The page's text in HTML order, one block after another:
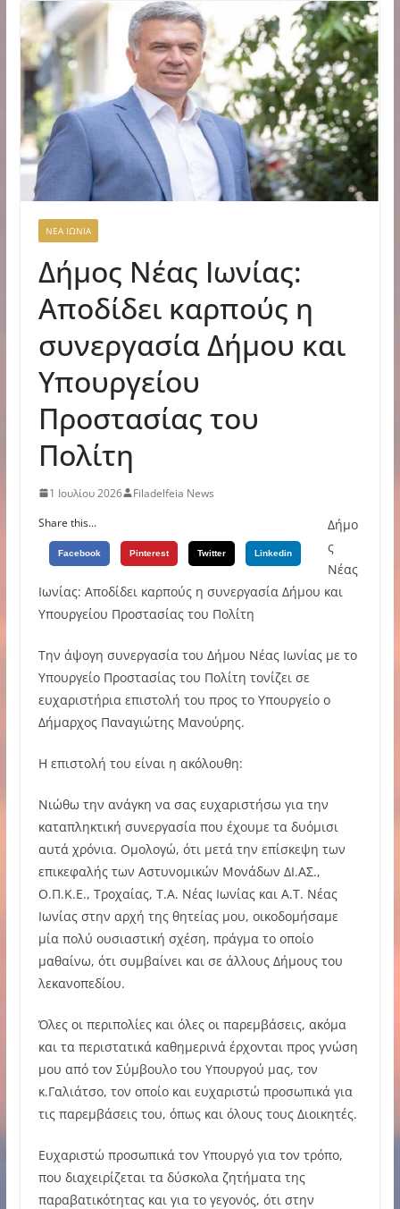
ΝΕΑ ΙΩΝΙΑ
Δήμος Νέας Ιωνίας:
Αποδίδει καρπούς η
συνεργασία Δήμου και
Υπουργείου
Προστασίας του
Πολίτη
1 Ιουλίου 2026
Filadelfeia News
Share this...
Facebook Pinterest Twitter Linkedin
Δήμο
ς
Νέας
Ιωνίας: Αποδίδει καρπούς η συνεργασία Δήμου και
Υπουργείου Προστασίας του Πολίτη
Την άψογη συνεργασία του Δήμου Νέας Ιωνίας με το
Υπουργείο Προστασίας του Πολίτη τονίζει σε
ευχαριστήρια επιστολή του προς το Υπουργείο ο
Δήμαρχος Παναγιώτης Μανούρης.
Η επιστολή του είναι η ακόλουθη:
Νιώθω την ανάγκη να σας ευχαριστήσω για την
καταπληκτική συνεργασία που έχουμε τα δυόμισι
αυτά χρόνια. Ομολογώ, ότι μετά την επίσκεψη των
επικεφαλής των Αστυνομικών Μονάδων ΔΙ.ΑΣ.,
Ο.Π.Κ.Ε., Τροχαίας, Τ.Α. Νέας Ιωνίας και Α.Τ. Νέας
Ιωνίας στην αρχή της θητείας μου, οικοδομήσαμε
μία πολύ ουσιαστική σχέση, πράγμα το οποίο
μαθαίνω, ότι συμβαίνει και σε άλλους Δήμους του
λεκανοπεδίου.
Όλες οι περιπολίες και όλες οι παρεμβάσεις, ακόμα
και τα περιστατικά καθημερινά έρχονται προς γνώση
μου από τον Σύμβουλο του Υπουργού μας, τον
κ.Γαλιάτσο, τον οποίο και ευχαριστώ προσωπικά για
τις παρεμβάσεις του, όπως και όλους τους Διοικητές.
Ευχαριστώ προσωπικά τον Υπουργό για τον τρόπο,
που διαχειρίζεται τα δύσκολα ζητήματα της
παραβατικότητας και για το γεγονός, ότι στην